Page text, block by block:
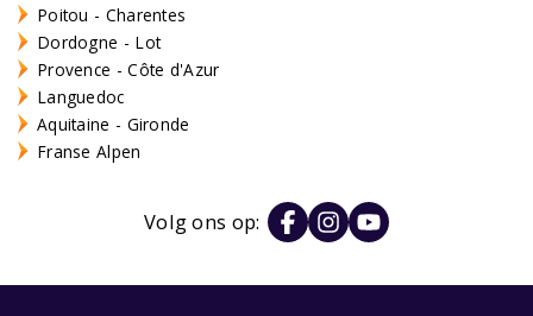
Poitou - Charentes
Dordogne - Lot
Provence - Côte d'Azur
Languedoc
Aquitaine - Gironde
Franse Alpen
Volg ons op: